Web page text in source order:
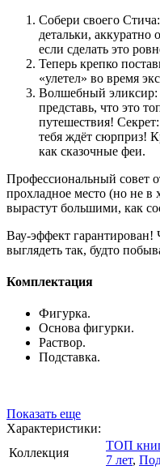
Собери своего
детальки, аккуратно
если сделать это
Теперь крепко
«улетел» во время
Волшебный
представь, что это
путешествия!
тебя ждёт сюрприз!
как сказочные феи.
Профессиональный совет
прохладное место (но не
вырастут большими, как
Вау-эффект гарантирован!
выглядеть так, будто
Комплектация
Фигурка.
Основа фигурки.
Раствор.
Подставка.
Показать еще
Характеристики:
Коллекция
ТОП
7 лет,